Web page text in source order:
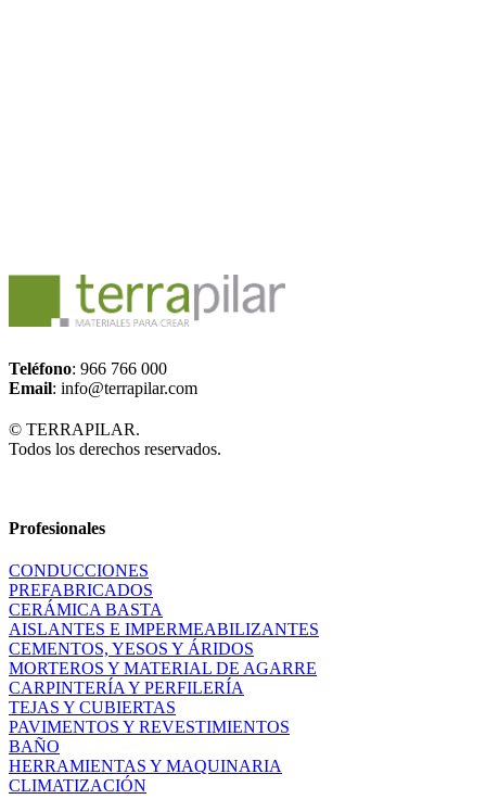
Teléfono: 966 766 000
Email: info@terrapilar.com
© TERRAPILAR.
Todos los derechos reservados.
Profesionales
CONDUCCIONES
PREFABRICADOS
CERÁMICA BASTA
AISLANTES E IMPERMEABILIZANTES
CEMENTOS, YESOS Y ÁRIDOS
MORTEROS Y MATERIAL DE AGARRE
CARPINTERÍA Y PERFILERÍA
TEJAS Y CUBIERTAS
PAVIMENTOS Y REVESTIMIENTOS
BAÑO
HERRAMIENTAS Y MAQUINARIA
CLIMATIZACIÓN